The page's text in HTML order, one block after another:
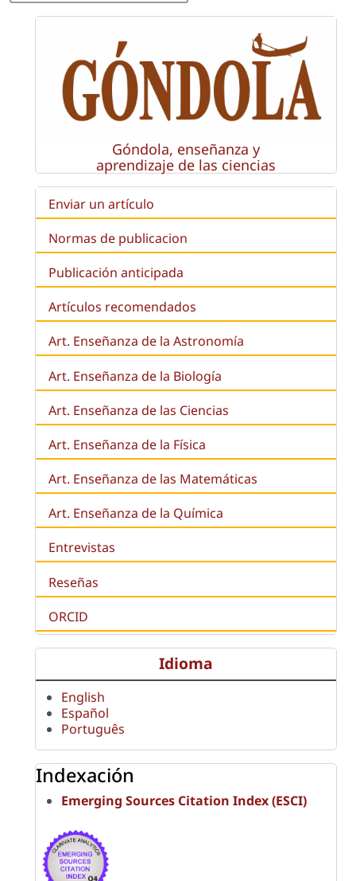
Góndola, enseñanza y
aprendizaje de las ciencias
Enviar un artículo
Normas de publicacion
Publicación anticipada
Artículos recomendados
Art. Enseñanza de la Astronomía
Art. Enseñanza de la Biología
Art. Enseñanza de las Ciencias
Art. Enseñanza de la Física
Art. Enseñanza de las Matemáticas
Art. Enseñanza de la Química
Entrevistas
Reseñas
ORCID
Idioma
English
Español
Português
Indexación
Emerging Sources Citation Index (ESCI)